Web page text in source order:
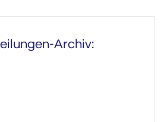
Archiv: